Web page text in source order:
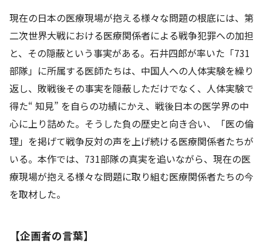
現在の日本の医療現場が抱える様々な問題の根底には、第
二次世界大戦における医療関係者による戦争犯罪への加担
と、その隠蔽という事実がある。石井四郎が率いた「731
部隊」に所属する医師たちは、中国人への人体実験を繰り
返し、敗戦後その事実を隠蔽しただけでなく、人体実験で
得た“ 知見” を自らの功績にかえ、戦後日本の医学界の中
心に上り詰めた。そうした負の歴史と向き合い、「医の倫
理」を掲げて戦争反対の声を上げ続ける医療関係者たちが
いる。本作では、731部隊の真実を追いながら、現在の医
療現場が抱える様々な問題に取り組む医療関係者たちの今
を取材した。
【企画者の言葉】